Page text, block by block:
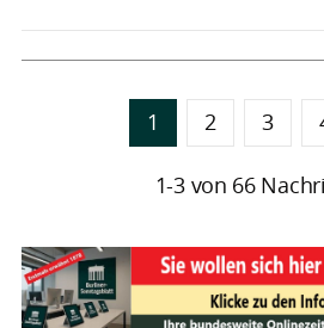
1 2 3
1-3 von 66